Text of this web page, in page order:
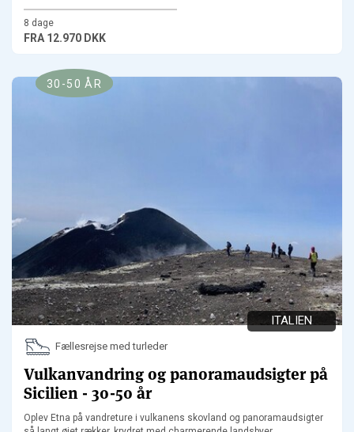
8 dage
FRA 12.970 DKK
30-50 ÅR
ITALIEN
Fællesrejse med turleder
Vulkanvandring og panoramaudsigter på
Sicilien - 30-50 år
Oplev Etna på vandreture i vulkanens skovland og panoramaudsigter